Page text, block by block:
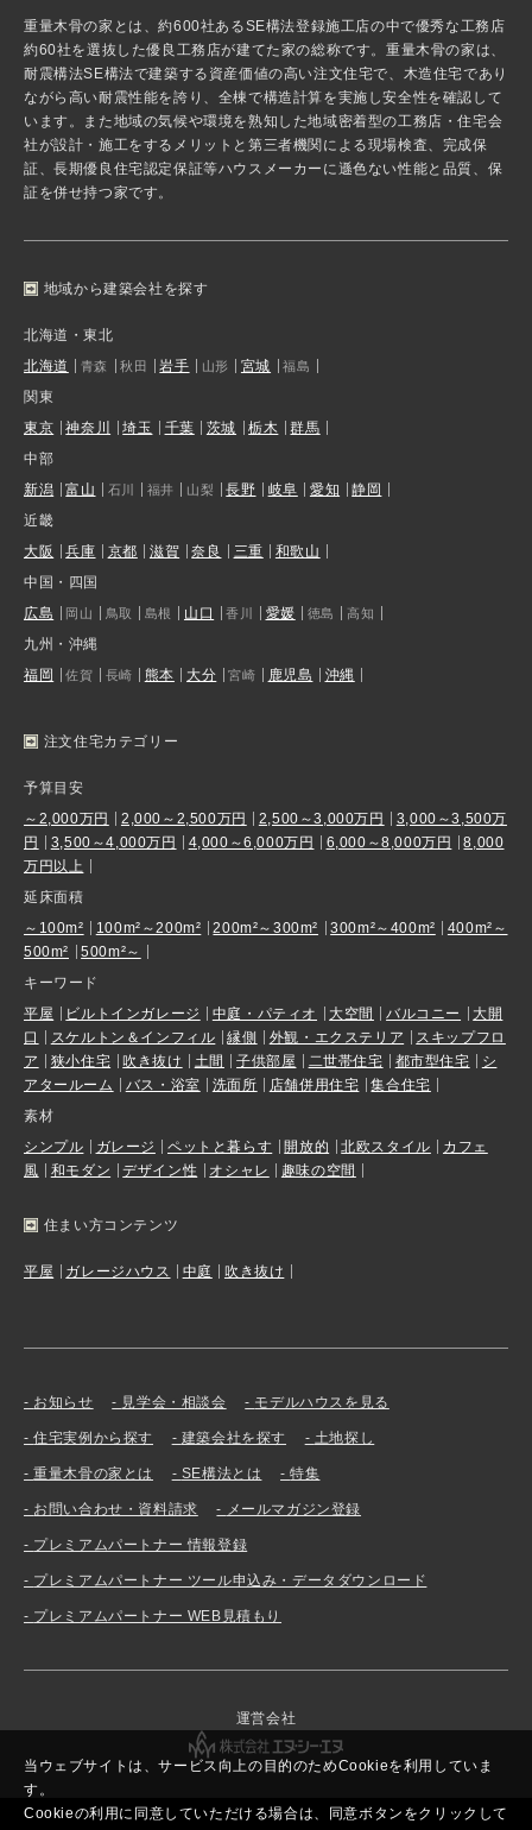
当ウェブサイトは、サービス向上の目的のためCookieを利用していま
す。
Cookieの利用に同意していただける場合は、同意ボタンをクリックして
重量木骨の家とは、約600社あるSE構法登録施工店の中で優秀な工務店
約60社を選抜した優良工務店が建てた家の総称です。重量木骨の家は、
耐震構法SE構法で建築する資産価値の高い注文住宅で、木造住宅であり
ながら高い耐震性能を誇り、全棟で構造計算を実施し安全性を確認して
います。また地域の気候や環境を熟知した地域密着型の工務店・住宅会
社が設計・施工をするメリットと第三者機関による現場検査、完成保
証、長期優良住宅認定保証等ハウスメーカーに遜色ない性能と品質、保
証を併せ持つ家です。
地域から建築会社を探す
北海道・東北
北海道
青森 秋田 岩手 山形 宮城 福島
関東
東京
神奈川 埼玉 千葉 茨城 栃木
群馬
中部
新潟
富山 石川 福井 山梨 長野 岐阜 愛知
静岡
近畿
大阪
兵庫 京都 滋賀 奈良 三重
和歌山
中国・四国
広島
岡山 鳥取 島根 山口 香川 愛媛 徳島 高知
九州・沖縄
福岡
佐賀 長崎 熊本 大分 宮崎 鹿児島 沖縄
注文住宅カテゴリー
予算目安
～2,000万円
2,000～2,500万円 2,500～3,000万円
3,000～3,500万
円
3,500～4,000万円 4,000～6,000万円 6,000～8,000万円
8,000
万円以上
延床面積
～100m²
100m²～200m² 200m²～300m² 300m²～400m²
400m²～
500m²
500m²～
キーワード
平屋
ビルトインガレージ 中庭・パティオ 大空間 バルコニー
大開
口
スケルトン＆インフィル 縁側 外観・エクステリア
スキップフロ
ア
狭小住宅 吹き抜け 土間 子供部屋 二世帯住宅 都市型住宅
シ
アタールーム
バス・浴室 洗面所 店舗併用住宅
集合住宅
素材
シンプル
ガレージ ペットと暮らす 開放的 北欧スタイル
カフェ
風
和モダン デザイン性 オシャレ 趣味の空間
住まい方コンテンツ
平屋 ガレージハウス 中庭 吹き抜け
お知らせ 見学会・相談会 モデルハウスを見る
住宅実例から探す 建築会社を探す 土地探し
重量木骨の家とは SE構法とは 特集
お問い合わせ・資料請求 メールマガジン登録
プレミアムパートナー 情報登録
プレミアムパートナー ツール申込み・データダウンロード
プレミアムパートナー WEB見積もり
運営会社